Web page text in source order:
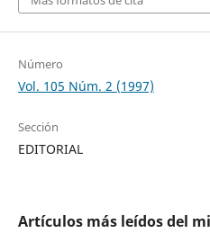
Número
Vol. 105 Núm. 2 (1997)
Sección
EDITORIAL
Artículos más leídos del